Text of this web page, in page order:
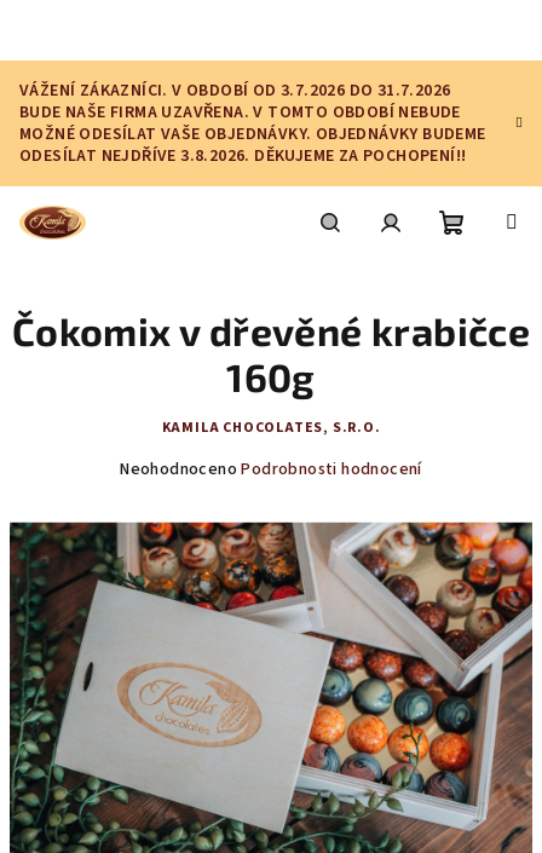
obsah
VÁŽENÍ ZÁKAZNÍCI. V OBDOBÍ OD 3.7.2026 DO 31.7.2026
BUDE NAŠE FIRMA UZAVŘENA. V TOMTO OBDOBÍ NEBUDE
MOŽNÉ ODESÍLAT VAŠE OBJEDNÁVKY. OBJEDNÁVKY BUDEME
ODESÍLAT NEJDŘÍVE 3.8.2026. DĚKUJEME ZA POCHOPENÍ!!
košík
Čokomix v dřevěné krabičce
160g
KAMILA CHOCOLATES, S.R.O.
Průměrné
produktu
0,0
z
Neohodnoceno Podrobnosti hodnocení